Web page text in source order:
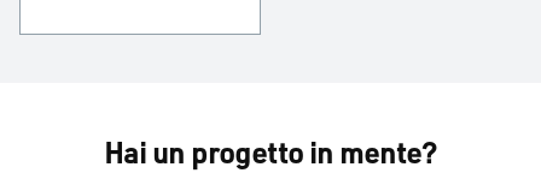
Hai un progetto in mente?